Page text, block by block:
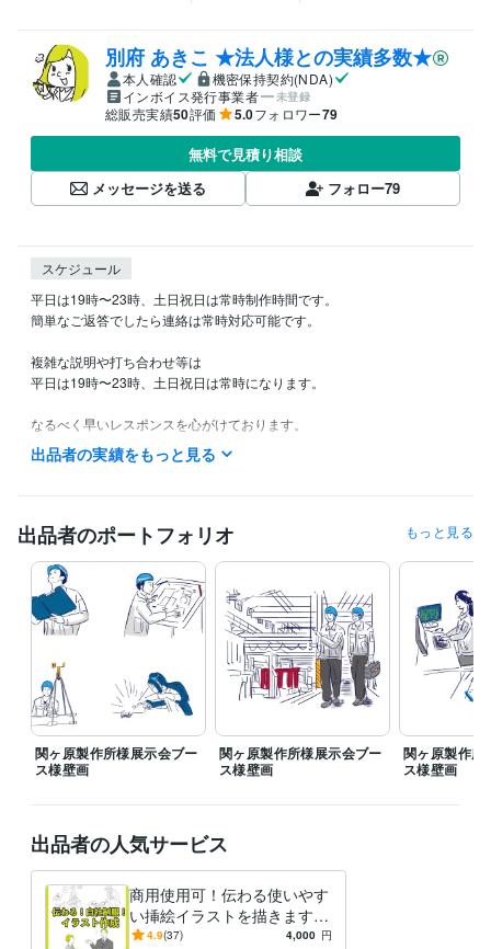
別府 あきこ ★法人様との実績多数★
本人確認
機密保持契約(NDA)
インボイス発行事業者
未登録
総販売実績50評価 5.0フォロワー79
無料で見積り相談
メッセージを送る
フォロー79
スケジュール
平日は19時〜23時、土日祝日は常時制作時間です。
簡単なご返答でしたら連絡は常時対応可能です。
複雑な説明や打ち合わせ等は
平日は19時〜23時、土日祝日は常時になります。
なるべく早いレスポンスを心がけております。
商品のクオリティを優先するようにしておりますが、お急ぎの場合はお
気軽にご相談ください。
資格・検定
得意分野
イラスト作成・漫画制作 イラスト
経営 筆文字 挿絵
出品者の実績をもっと見る
出品者のポートフォリオ もっと見る
関ヶ原製作所様展示会ブー
ス様壁画
関ヶ原製作所様展示会ブー
ス様壁画
関ヶ原製作所
ス様壁画
出品者の人気サービス
商用使用可！伝わる使いやす
い挿絵イラストを描きます
伝わる！邪魔しない！でも可
4.9(37) 4,000 円